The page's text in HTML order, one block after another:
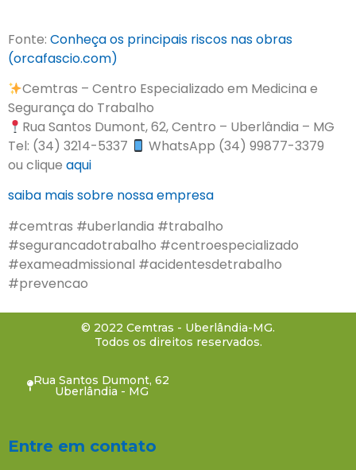
Fonte: Conheça os principais riscos nas obras
(orcafascio.com)
Cemtras – Centro Especializado em Medicina e
Segurança do Trabalho
Rua Santos Dumont, 62, Centro – Uberlândia – MG
Tel: (34) 3214-5337
WhatsApp (34) 99877-3379
ou clique aqui
saiba mais sobre nossa empresa
#cemtras #uberlandia #trabalho
#segurancadotrabalho #centroespecializado
#exameadmissional #acidentesdetrabalho
#prevencao
© 2022 Cemtras - Uberlândia-MG.
Todos os direitos reservados.
Rua Santos Dumont, 62
Uberlândia - MG
Entre em contato